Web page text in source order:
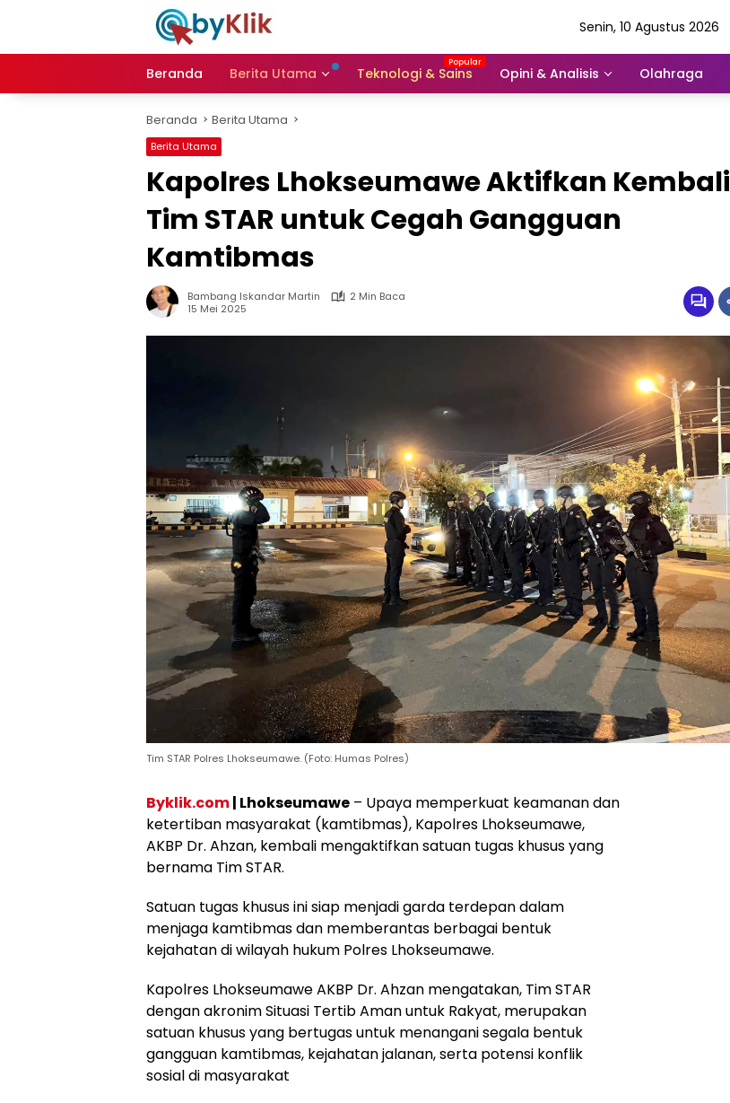
Senin, 10 Agustus 2026
Beranda Berita Utama Teknologi & Sains Opini & Analisis Olahraga
Beranda Berita Utama
Berita Utama
Kapolres Lhokseumawe Aktifkan Kembali
Tim STAR untuk Cegah Gangguan
Kamtibmas
Bambang Iskandar Martin
2 Min Baca
15 Mei 2025
Tim STAR Polres Lhokseumawe. (Foto: Humas Polres)
Byklik.com| Lhokseumawe – Upaya memperkuat keamanan dan
ketertiban masyarakat (kamtibmas), Kapolres Lhokseumawe,
AKBP Dr. Ahzan, kembali mengaktifkan satuan tugas khusus yang
bernama Tim STAR.
Satuan tugas khusus ini siap menjadi garda terdepan dalam
menjaga kamtibmas dan memberantas berbagai bentuk
kejahatan di wilayah hukum Polres Lhokseumawe.
Kapolres Lhokseumawe AKBP Dr. Ahzan mengatakan, Tim STAR
dengan akronim Situasi Tertib Aman untuk Rakyat, merupakan
satuan khusus yang bertugas untuk menangani segala bentuk
gangguan kamtibmas, kejahatan jalanan, serta potensi konflik
sosial di masyarakat